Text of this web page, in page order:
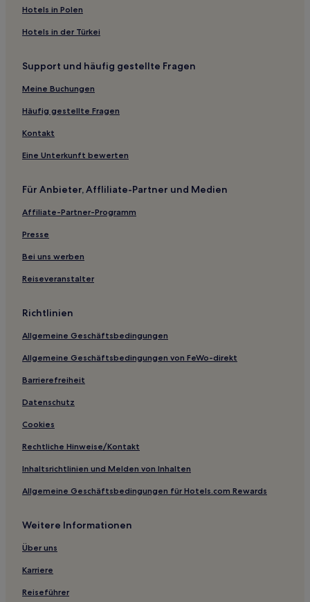
Günstige in Gainesville
Familien in Gainesville
Hotels mit inbegriffenem Frühstück in Northlake
Hotels mit inbegriffenem Frühstück in Kennesaw
Hotels mit Pool in Rome
Familien in Rome
Business in Rome
Hotels mit inbegriffenem Frühstück in Decatur
Familien in Decatur
Hotels mit Parkplatz in Alpharetta
Familien in Smyrna
Familien in Duluth
Hotels mit Fitnessbereich in Athens
Hotels mit Parkplatz in Jasper
Great Lakes: Hotels
Hotels nahe DeKalb-Peachtree
Boulevard Heights: Hotels
Hotels nahe Atlanta Daily World
Hotels nahe Dixie Coca-Cola Bottling Plant
Clayton County: Hotels
Jasper Hotels
Five Forks: Hotels
Kingston Hotels
Auburn Hotels
Florida Höhen: Hotels
Hotels in Polen
Hotels in der Türkei
Support und häufig gestellte Fragen
Meine Buchungen
Häufig gestellte Fragen
Kontakt
Eine Unterkunft bewerten
Für Anbieter, Affliliate-Partner und Medien
Affiliate-Partner-Programm
Presse
Bei uns werben
Reiseveranstalter
Richtlinien
Allgemeine Geschäftsbedingungen
Allgemeine Geschäftsbedingungen von FeWo-direkt
Barrierefreiheit
Datenschutz
Cookies
Rechtliche Hinweise/Kontakt
Inhaltsrichtlinien und Melden von Inhalten
Allgemeine Geschäftsbedingungen für Hotels.com Rewards
Weitere Informationen
Über uns
Karriere
Reiseführer